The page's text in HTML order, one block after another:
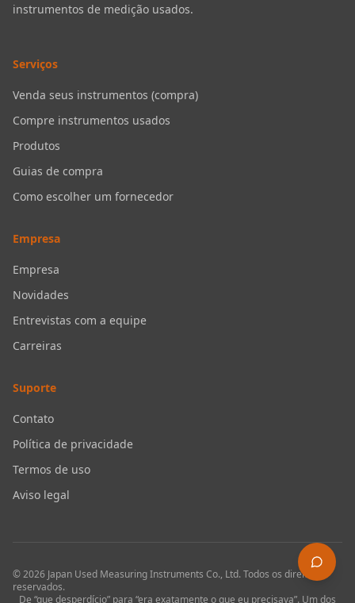
instrumentos de medição usados.
Serviços
Venda seus instrumentos (compra)
Compre instrumentos usados
Produtos
Guias de compra
Como escolher um fornecedor
Empresa
Empresa
Novidades
Entrevistas com a equipe
Carreiras
Suporte
Contato
Política de privacidade
Termos de uso
Aviso legal
©2026 Japan Used Measuring Instruments Co., Ltd. Todos os direitos
reservados.
De “que desperdício” para “era exatamente o que eu precisava”. Um dos